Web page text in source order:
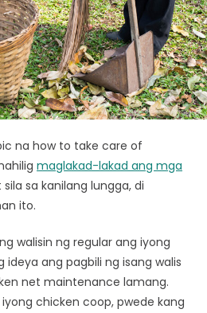
na how to take care of
maglakad-lakad ang mga
sa kanilang lungga, di
ito.
walisin ng regular ang iyong
ang pagbili ng isang walis
net maintenance lamang.
chicken coop, pwede kang